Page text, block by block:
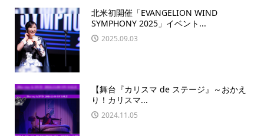
北米初開催「EVANGELION WIND
SYMPHONY 2025」イベント...
2025.09.03
【舞台『カリスマ de ステージ』～おかえ
り！カリスマ...
2024.11.05